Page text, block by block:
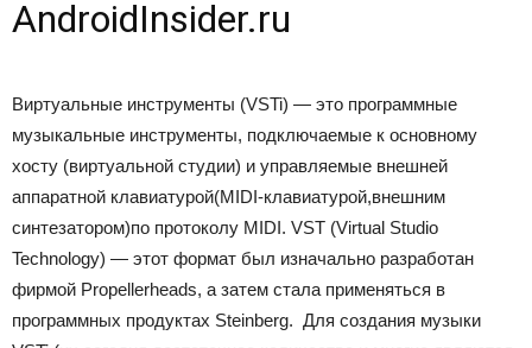
AndroidInsider.ru
Виртуальные инструменты (VSTi) — это программные
музыкальные инструменты, подключаемые к основному
хосту (виртуальной студии) и управляемые внешней
аппаратной клавиатурой(MIDI-клавиатурой,внешним
синтезатором)по протоколу MIDI. VST (Virtual Studio
Technology) — этот формат был изначально разработан
фирмой Propellerheads, а затем стала применяться в
программных продуктах Steinberg. Для создания музыки